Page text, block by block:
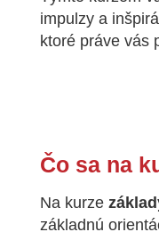
impulzy a
ktoré práve vás
Čo sa na
Na kurze
základnú